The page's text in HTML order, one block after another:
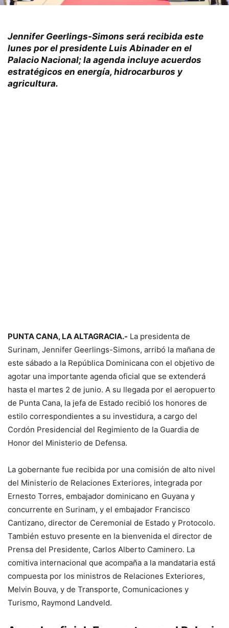
Jennifer Geerlings-Simons será recibida este
lunes por el presidente Luis Abinader en el
Palacio Nacional; la agenda incluye acuerdos
estratégicos en energía, hidrocarburos y
agricultura.
PUNTA CANA, LA ALTAGRACIA.- La presidenta de
Surinam, Jennifer Geerlings-Simons, arribó la mañana de
este sábado a la República Dominicana con el objetivo de
agotar una importante agenda oficial que se extenderá
hasta el martes 2 de junio. A su llegada por el aeropuerto
de Punta Cana, la jefa de Estado recibió los honores de
estilo correspondientes a su investidura, a cargo del
Cordón Presidencial del Regimiento de la Guardia de
Honor del Ministerio de Defensa.
La gobernante fue recibida por una comisión de alto nivel
del Ministerio de Relaciones Exteriores, integrada por
Ernesto Torres, embajador dominicano en Guyana y
concurrente en Surinam, y el embajador Francisco
Cantizano, director de Ceremonial de Estado y Protocolo.
También estuvo presente en la bienvenida el director de
Prensa del Presidente, Carlos Alberto Caminero. La
comitiva internacional que acompaña a la mandataria está
compuesta por los ministros de Relaciones Exteriores,
Melvin Bouva, y de Transporte, Comunicaciones y
Turismo, Raymond Landveld.